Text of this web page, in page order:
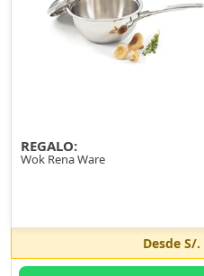
REGALO:
Wok Rena Ware
Desde S/.